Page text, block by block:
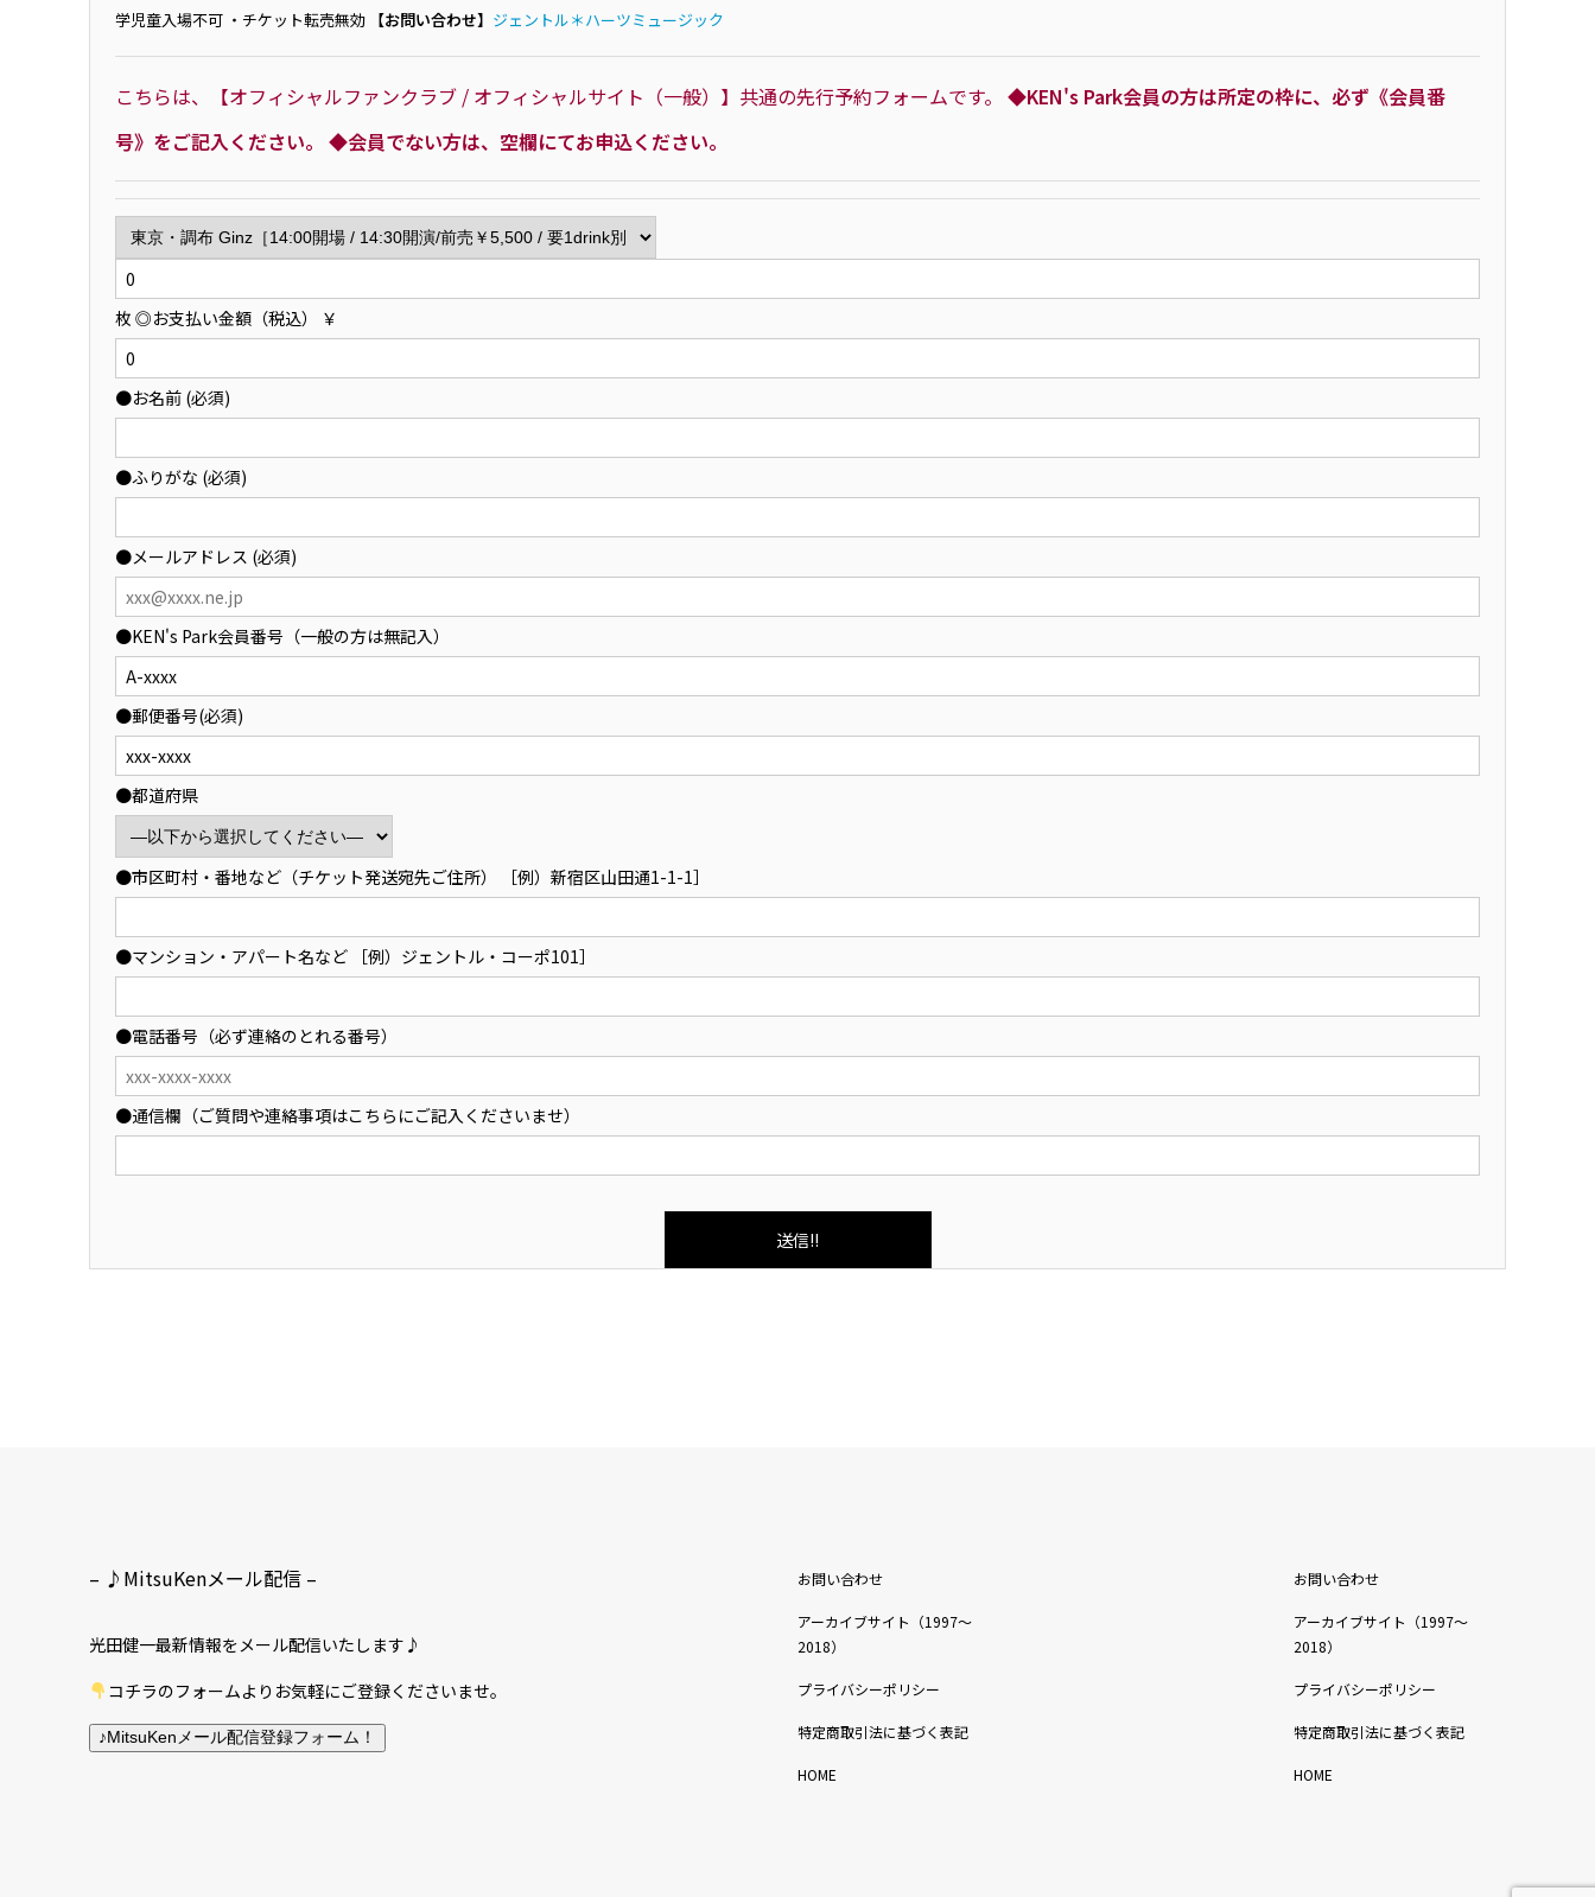
学児童入場不可 ・チケット転売無効 【お問い合わせ】 ジェントル＊ハーツミュージック
こちらは、【オフィシャルファンクラブ / オフィシャルサイト（一般）】共通の先行予約フォームです。 ◆KEN's Park会員の方は所定の枠に、必ず《会員番
号》をご記入ください。 ◆会員でない方は、空欄にてお申込ください。
枚 ◎お支払い金額（税込） ￥
●お名前 (必須)
●ふりがな (必須)
●メールアドレス (必須)
●KEN's Park会員番号（一般の方は無記入）
●郵便番号(必須)
●都道府県
●市区町村・番地など（チケット発送宛先ご住所） ［例）新宿区山田通1-1-1］
●マンション・アパート名など ［例）ジェントル・コーポ101］
●電話番号（必ず連絡のとれる番号）
●通信欄（ご質問や連絡事項はこちらにご記入くださいませ）
– ♪MitsuKenメール配信 –
光田健一最新情報をメール配信いたします♪
コチラのフォームよりお気軽にご登録くださいませ。
♪MitsuKenメール配信登録フォーム！
お問い合わせ
アーカイブサイト（1997〜
2018）
プライバシーポリシー
特定商取引法に基づく表記
HOME
お問い合わせ
アーカイブサイト（1997〜
2018）
プライバシーポリシー
特定商取引法に基づく表記
HOME